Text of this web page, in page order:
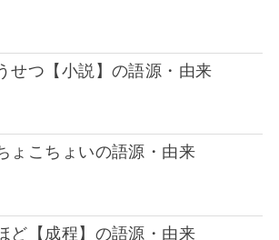
せつ【小説】の語源・由来
ょこちょいの語源・由来
ど【成程】の語源・由来